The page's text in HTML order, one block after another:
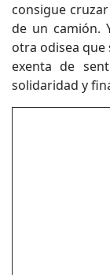
consigue
de un camión.
otra odisea que
exenta de
solidaridad y